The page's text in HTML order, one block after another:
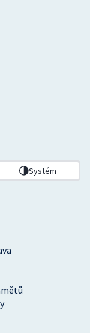
Systém